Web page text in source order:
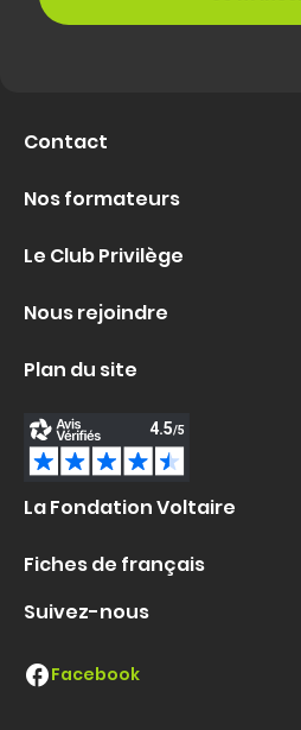
Contact
Nos formateurs
Le Club Privilège
Nous rejoindre
Plan du site
La Fondation Voltaire
Fiches de français
Suivez-nous
Facebook